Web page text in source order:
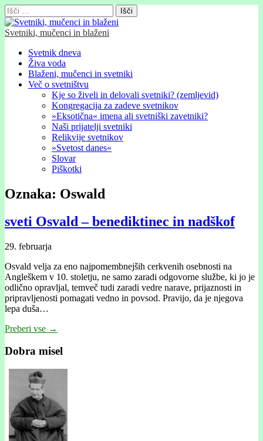
Išči:
Svetniki, mučenci in blaženi
Glavni
meni
Skip
content
Svetnik dneva
Živa voda
Blaženi, mučenci in svetniki
Več o svetništvu
Kje so živeli in delovali svetniki? (zemljevid)
Kongregacija za zadeve svetnikov
»Eksotična« imena ali svetniški zavetniki?
Naši prijatelji svetniki
Relikvije svetnikov
»Svetost danes«
Slovar
Piškotki
Oznaka: Oswald
sveti Osvald – benediktinec in nadškof
29. februarja
Osvald velja za eno najpomembnejših cerkvenih osebnosti na
Angleškem v 10. stoletju, ne samo zaradi odgovorne službe, ki jo je
odlično opravljal, temveč tudi zaradi vedre narave, prijaznosti in
pripravljenosti pomagati vedno in povsod. Pravijo, da je njegova
lepa duša…
Preberi vse →
Dobra misel